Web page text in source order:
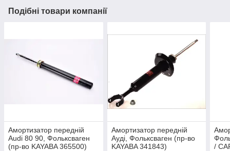
Подібні товари компанії
Амортизатор передній
Audi 80 90, Фольксваген
(пр-во KAYABA 365500)
Амортизатор передній
Ауді, Фольксваген (пр-во
KAYABA 341843)
/